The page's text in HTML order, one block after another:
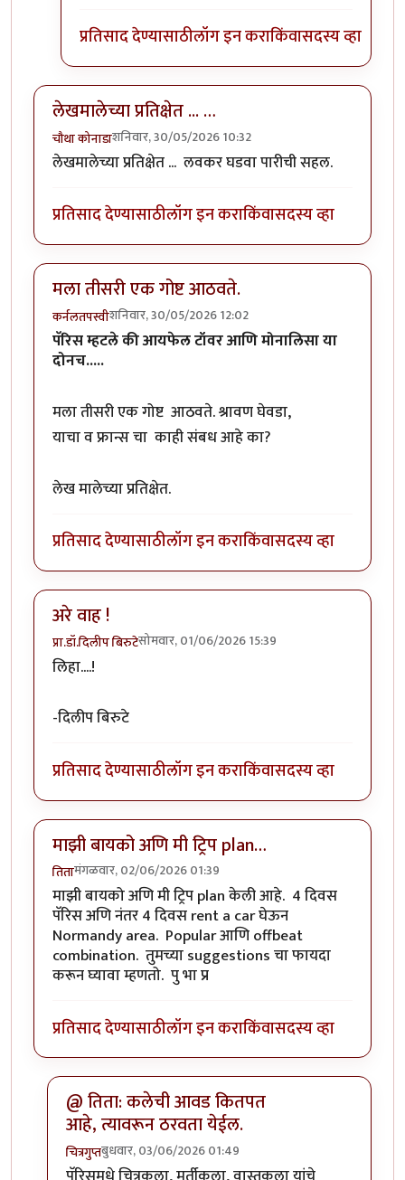
प्रतिसाद देण्यासाठीलॉग इन कराकिंवासदस्य व्हा
लेखमालेच्या प्रतिक्षेत ... …
चौथा कोनाडाशनिवार, 30/05/2026 10:32
लेखमालेच्या प्रतिक्षेत ... लवकरघडवा पारीची सहल.
प्रतिसाद देण्यासाठीलॉग इन कराकिंवासदस्य व्हा
मला तीसरी एक गोष्ट आठवते.
कर्नलतपस्वीशनिवार, 30/05/2026 12:02
पॅरिस म्हटले की आयफेल टॉवर आणि मोनालिसा या
दोनच.....
मला तीसरी एक गोष्ट आठवते. श्रावण घेवडा,
याचा व फ्रान्स चा काही संबध आहे का?
लेख मालेच्या प्रतिक्षेत.
प्रतिसाद देण्यासाठीलॉग इन कराकिंवासदस्य व्हा
अरे वाह !
प्रा.डॉ.दिलीप बिरुटेसोमवार, 01/06/2026 15:39
लिहा....!
-दिलीप बिरुटे
प्रतिसाद देण्यासाठीलॉग इन कराकिंवासदस्य व्हा
माझी बायको अणि मी ट्रिप plan…
तितामंगळवार, 02/06/2026 01:39
माझी बायको अणि मी ट्रिप plan केली आहे. 4 दिवस
पॅरिस अणि नंतर 4 दिवस rent a car घेऊन
Normandy area. Popular आणि offbeat
combination. तुमच्या suggestions चा फायदा
करून घ्यावा म्हणतो. पु भा प्र
प्रतिसाद देण्यासाठीलॉग इन कराकिंवासदस्य व्हा
@ तिता: कलेची आवड कितपत
आहे, त्यावरून ठरवता येईल.
चित्रगुप्तबुधवार, 03/06/2026 01:49
In reply toमाझी बायको अणि मी ट्रिप plan…